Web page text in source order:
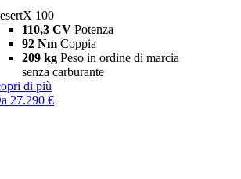
100
110,3 CV Potenza
92 Nm Coppia
209 kg Peso in ordine di marcia
senza carburante
di più
27.290 €